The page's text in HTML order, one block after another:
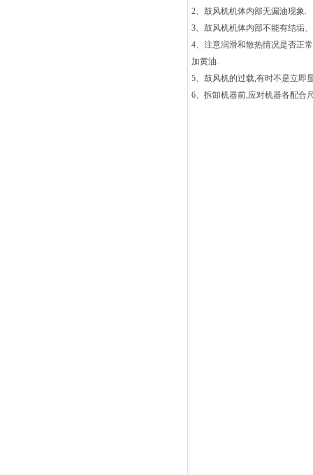
2、鼓风机机体内部无漏油现象.
3、鼓风机机体内部不能有结垢
4、注意润滑和散热情况是否正
加黄油.
5、鼓风机的过载,有时不是立即
6、拆卸机器前,应对机器各配合